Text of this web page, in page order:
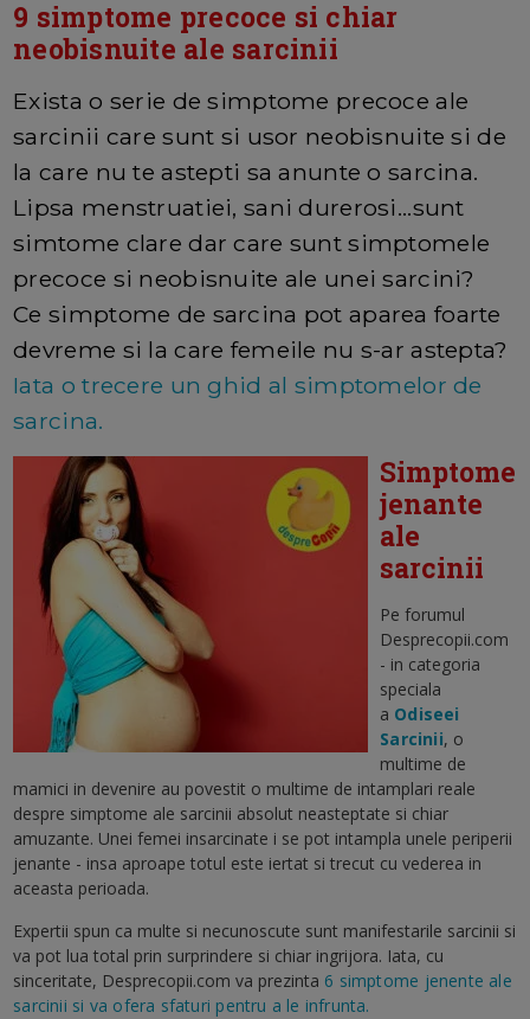
9 simptome precoce si chiar
neobisnuite ale sarcinii
Exista o serie de simptome precoce ale
sarcinii care sunt si usor neobisnuite si de
la care nu te astepti sa anunte o sarcina.
Lipsa menstruatiei, sani durerosi...sunt
simtome clare dar care sunt simptomele
precoce si neobisnuite ale unei sarcini?
Ce simptome de sarcina pot aparea foarte
devreme si la care femeile nu s-ar astepta?
Iata o trecere un ghid al simptomelor de
sarcina.
Simptome
jenante
ale
sarcinii
Pe forumul
Desprecopii.com
- in categoria
speciala
a Odiseei
Sarcinii, o
multime de
mamici in devenire au povestit o multime de intamplari reale
despre simptome ale sarcinii absolut neasteptate si chiar
amuzante. Unei femei insarcinate i se pot intampla unele periperii
jenante - insa aproape totul este iertat si trecut cu vederea in
aceasta perioada.
Expertii spun ca multe si necunoscute sunt manifestarile sarcinii si
va pot lua total prin surprindere si chiar ingrijora. Iata, cu
sinceritate, Desprecopii.com va prezinta 6 simptome jenente ale
sarcinii si va ofera sfaturi pentru a le infrunta.